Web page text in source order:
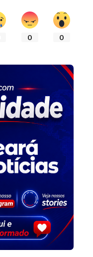
0 0